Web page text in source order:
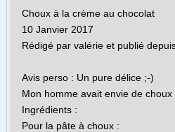
Choux à la crème au chocolat
10 Janvier 2017
Rédigé par valérie et publié
Avis perso : Un pure délice ;-)
Mon homme avait envie de
Ingrédients :
Pour la pâte à choux :